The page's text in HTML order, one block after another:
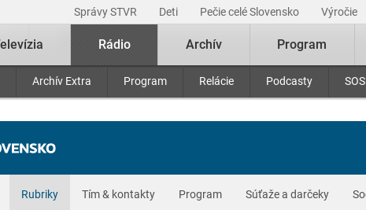
Správy STVR Deti Pečie celé Slovensko Výročie
Rádio
Archív Extra Program Relácie Podcasty
Archív Program
Rubriky Tím & kontakty Program Súťaže a darčeky